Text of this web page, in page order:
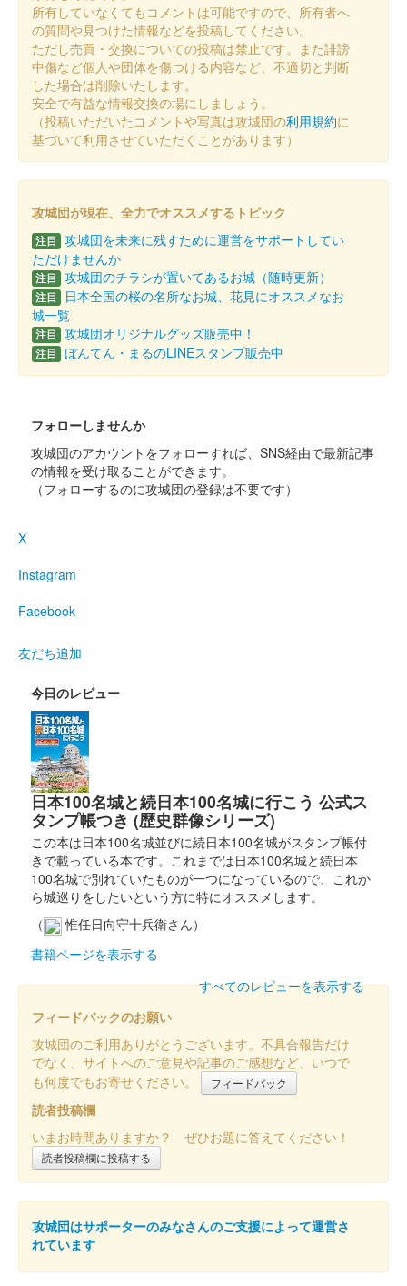
古河城 御城印 足利成氏
販売終了
古河城 御城印 古河姫
販売終了
古河城 蓄光御城印 河越夜戦バージョン
販売終了
限定50枚
古河城 御城印 古河城完成390年記念版 110円記念切
限定50枚
古河城 御城印
限定120枚
古河城 御城印
限定100枚
古河城 御城印
古河城 御城印
氏バージョン
古河城 御城印 クラファン成功記念
古河城 御城印
古河城 御城印 お城EXPO 2024限定
販売終了
お城EXPO 2024の会場内「NPO法人古河史楽会 古河城」ブース
で販売。古河在住の書家「蘭風」氏による書。永沼いづみ氏によ
る和風氏姫イラスト。
古河城 クリア御城カード お城EXPO 2024
限定
販売終了
所有していなくてもコメントは可能ですので、所有者へ
の質問や見つけた情報などを投稿してください。
ただし売買・交換についての投稿は禁止です。また誹謗
中傷など個人や団体を傷つける内容など、不適切と判断
した場合は削除いたします。
安全で有益な情報交換の場にしましょう。
（投稿いただいたコメントや写真は攻城団の利用規約に
基づいて利用させていただくことがあります）
攻城団が現在、全力でオススメするトピック
注目 攻城団を未来に残すために運営をサポートしてい
ただけませんか
注目 攻城団のチラシが置いてあるお城（随時更新）
注目
日本全国の桜の名所なお城、花見にオススメなお
城一覧
注目 攻城団オリジナルグッズ販売中！
注目 ぼんてん・まるのLINEスタンプ販売中
フォローしませんか
攻城団のアカウントをフォローすれば、SNS経由で最新記事
の情報を受け取ることができます。
（フォローするのに攻城団の登録は不要です）
X
Instagram
Facebook
友だち追加
今日のレビュー
日本100名城と続日本100名城に行こう 公式ス
タンプ帳つき (歴史群像シリーズ)
この本は日本100名城並びに続日本100名城がスタンプ帳付
きで載っている本です。これまでは日本100名城と続日本
100名城で別れていたものが一つになっているので、これか
ら城巡りをしたいという方に特にオススメします。
（
惟任日向守十兵衛さん）
書籍ページを表示する
すべてのレビューを表示する
フィードバックのお願い
攻城団のご利用ありがとうございます。不具合報告だけ
でなく、サイトへのご意見や記事のご感想など、いつで
も何度でもお寄せください。
フィードバック
読者投稿欄
いまお時間ありますか？ ぜひお題に答えてください！
読者投稿欄に投稿する
攻城団はサポーターのみなさんのご支援によって運営さ
れています